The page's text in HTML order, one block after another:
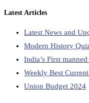
Latest Articles
Latest News and
Modern History
India’s First
Weekly Best
Union Budget 2024